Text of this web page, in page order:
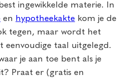
ingewikkelde materie. In
en hypotheekakte kom je de
tegen, maar wordt het
eenvoudige taal uitgelegd.
je aan toe bent als je
Praat er (gratis en